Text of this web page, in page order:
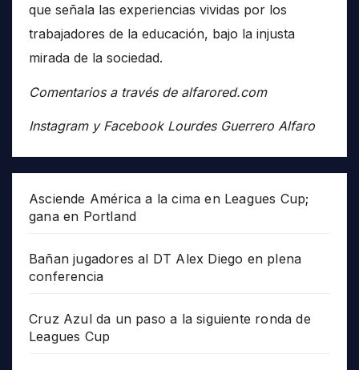
que señala las experiencias vividas por los
trabajadores de la educación, bajo la injusta
mirada de la sociedad.
Comentarios a través de alfarored.com
Instagram y Facebook Lourdes Guerrero Alfaro
Asciende América a la cima en Leagues Cup;
gana en Portland
Bañan jugadores al DT Alex Diego en plena
conferencia
Cruz Azul da un paso a la siguiente ronda de
Leagues Cup